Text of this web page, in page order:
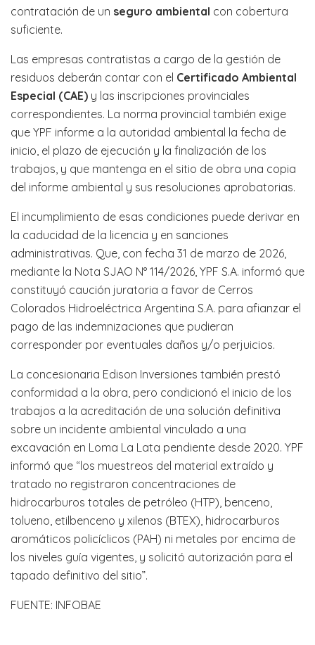
contratación de un seguro ambiental con cobertura
suficiente.
Las empresas contratistas a cargo de la gestión de
residuos deberán contar con el Certificado Ambiental
Especial (CAE) y las inscripciones provinciales
correspondientes. La norma provincial también exige
que YPF informe a la autoridad ambiental la fecha de
inicio, el plazo de ejecución y la finalización de los
trabajos, y que mantenga en el sitio de obra una copia
del informe ambiental y sus resoluciones aprobatorias.
El incumplimiento de esas condiciones puede derivar en
la caducidad de la licencia y en sanciones
administrativas. Que, con fecha 31 de marzo de 2026,
mediante la Nota SJAO N° 114/2026, YPF S.A. informó que
constituyó caución juratoria a favor de Cerros
Colorados Hidroeléctrica Argentina S.A. para afianzar el
pago de las indemnizaciones que pudieran
corresponder por eventuales daños y/o perjuicios.
La concesionaria Edison Inversiones también prestó
conformidad a la obra, pero condicionó el inicio de los
trabajos a la acreditación de una solución definitiva
sobre un incidente ambiental vinculado a una
excavación en Loma La Lata pendiente desde 2020. YPF
informó que “los muestreos del material extraído y
tratado no registraron concentraciones de
hidrocarburos totales de petróleo (HTP), benceno,
tolueno, etilbenceno y xilenos (BTEX), hidrocarburos
aromáticos policíclicos (PAH) ni metales por encima de
los niveles guía vigentes, y solicitó autorización para el
tapado definitivo del sitio”.
FUENTE: INFOBAE